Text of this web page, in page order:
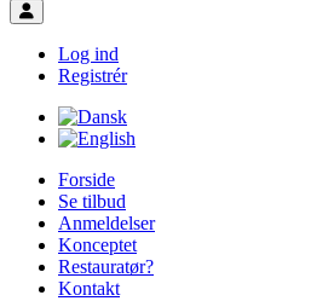
Toggle user menu
Log ind
Registrér
Forside
Se tilbud
Anmeldelser
Konceptet
Restauratør?
Kontakt